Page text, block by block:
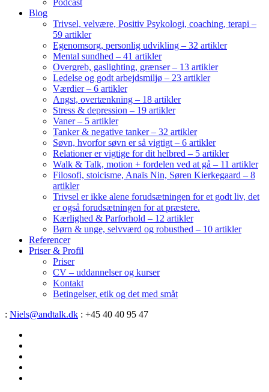
Podcast
Blog
Trivsel, velvære, Positiv Psykologi, coaching, terapi –
59 artikler
Egenomsorg, personlig udvikling – 32 artikler
Mental sundhed – 41 artikler
Overgreb, gaslighting, grænser – 13 artikler
Ledelse og godt arbejdsmiljø – 23 artikler
Værdier – 6 artikler
Angst, overtænkning – 18 artikler
Stress & depression – 19 artikler
Vaner – 5 artikler
Tanker & negative tanker – 32 artikler
Søvn, hvorfor søvn er så vigtigt – 6 artikler
Relationer er vigtige for dit helbred – 5 artikler
Walk & Talk, motion + fordelen ved at gå – 11 artikler
Filosofi, stoicisme, Anaïs Nin, Søren Kierkegaard – 8
artikler
Trivsel er ikke alene forudsætningen for et godt liv, det
er også forudsætningen for at præstere.
Kærlighed & Parforhold – 12 artikler
Børn & unge, selvværd og robusthed – 10 artikler
Referencer
Priser & Profil
Priser
CV – uddannelser og kurser
Kontakt
Betingelser, etik og det med småt
: Niels@andtalk.dk : +45 40 40 95 47